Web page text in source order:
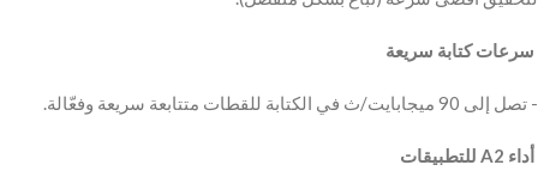
‫ سرعات كتابة سريعة
‫- تصل إلى 90 ميجابايت/ث في الكتابة للقطات متتابعة سريعة وفعّالة.
‫ أداء A2 للتطبيقات